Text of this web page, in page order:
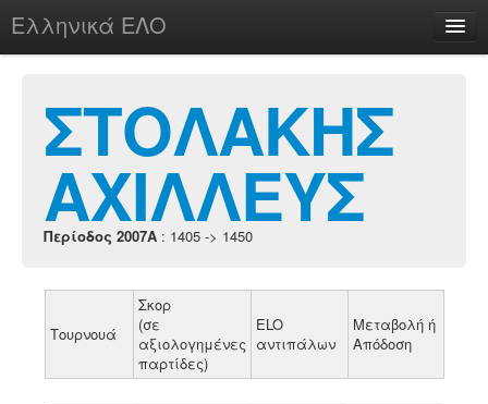
Ελληνικά ΕΛΟ
chesstu.be @ discord
Login
ΣΤΟΛΑΚΗΣ
ΑΧΙΛΛΕΥΣ
Περίοδος 2007A : 1405 -> 1450
Τουρνουά
Σκορ
(σε
αξιολογημένες
παρτίδες)
ELO
αντιπάλων
Μεταβολή ή
Απόδοση